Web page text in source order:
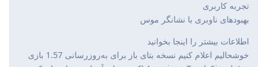
تجربه کاربری
بهبودهای ناوبری با نشانگر موس
اطلاعات بیشتر را اینجا بخوانید
خوشحالیم اعلام کنیم نسخه بتای باز برای به‌روزرسانی 1.57 بازی